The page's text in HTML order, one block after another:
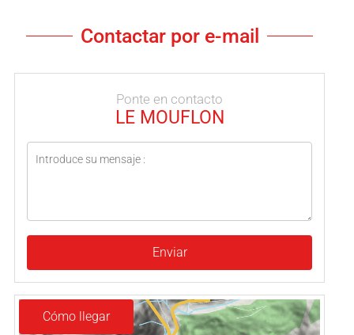
Contactar por e-mail
Ponte en contacto
LE MOUFLON
Enviar
Cómo llegar